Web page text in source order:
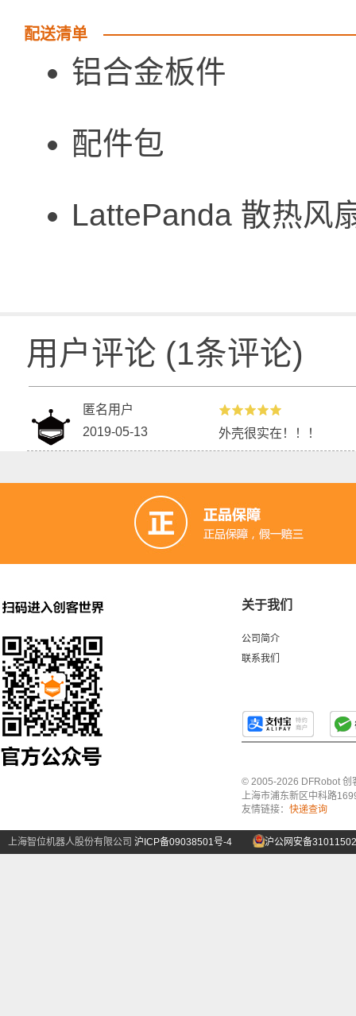
配送清单
铝合金板件
配件包
LattePanda 散热风
用户评论 (1条评论)
匿名用户
2019-05-13
外壳很实在！！！
关于我们
公司简介
联系我们
© 2005-2026 DFRobot 创
上海市浦东新区中科路
友情链接： 快递查询
上海智位机器人股份有限公司 沪ICP备09038501号-4 沪公网安备